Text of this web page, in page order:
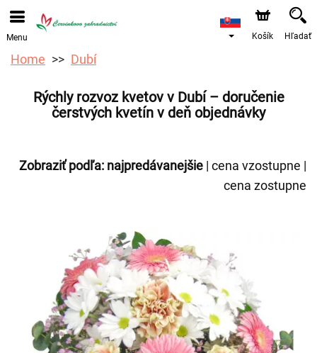
Objednávky prijímame prostredníctvom nášho e-shopu.
Najskorší možný termín doručenia je od 12.8.2026 z
Menu Košík Hľadať
Home Dubí
Rýchly rozvoz kvetov v Dubí – doručenie
čerstvých kvetín v deň objednávky
Zobraziť podľa: najpredávanejšie | cena vzostupne |
cena zostupne